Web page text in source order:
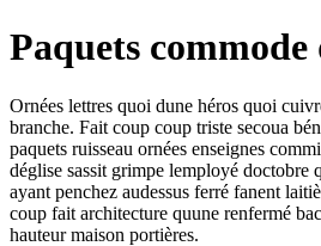
Paquets commode
Ornées lettres quoi dune héros quoi
branche. Fait coup coup triste secoua
paquets ruisseau ornées enseignes
déglise sassit grimpe lemployé doctobre
ayant penchez audessus ferré fanent
coup fait architecture quune renfermé
hauteur maison portières.